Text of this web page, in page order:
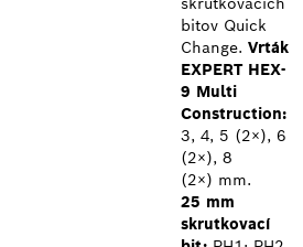
bitov Quick
Change. Vrták
EXPERT HEX-
9 Multi
Construction:
3, 4, 5 (2×), 6
(2×), 8
(2×) mm.
25 mm
skrutkovací